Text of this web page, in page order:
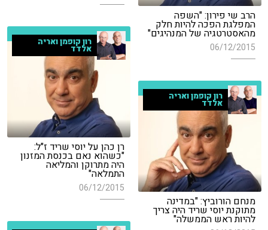
הרב שי פירון: "השפה
המפלגת הפכה להיות חלק
מהאסטרטגיה של המנהיגים"
06/12/2015 רון קופמן ואריה
אלדד
רן כהן על יוסי שריד ז"ל:
"כשהוא נאם בכנסת המזנון
היה מתרוקן והמליאה
התמלאה"
06/12/2015
רון קופמן ואריה
אלדד
מנחם הורוביץ: "במדינה
מתוקנת יוסי שריד היה צריך
להיות ראש הממשלה"